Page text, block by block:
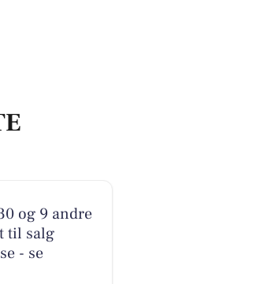
og 9 andre
til salg
- se